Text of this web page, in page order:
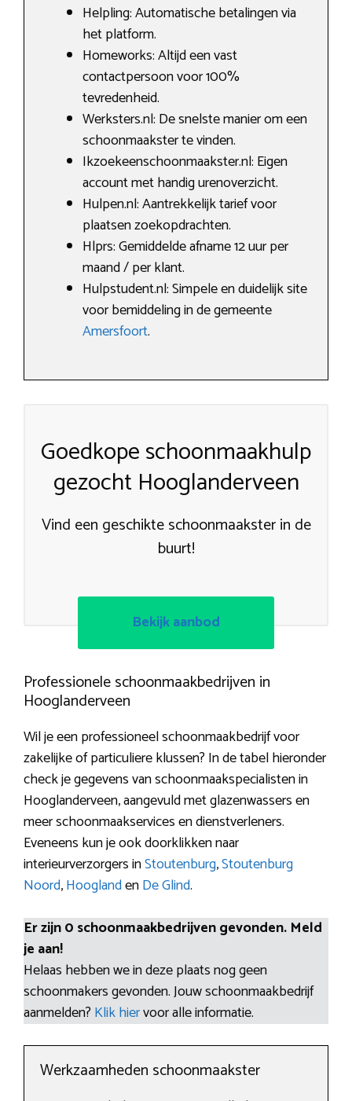
Helpling: Automatische betalingen via
het platform.
Homeworks: Altijd een vast
contactpersoon voor 100%
tevredenheid.
Werksters.nl: De snelste manier om een
schoonmaakster te vinden.
Ikzoekeenschoonmaakster.nl: Eigen
account met handig urenoverzicht.
Hulpen.nl: Aantrekkelijk tarief voor
plaatsen zoekopdrachten.
Hlprs: Gemiddelde afname 12 uur per
maand / per klant.
Hulpstudent.nl: Simpele en duidelijk site
voor bemiddeling in de gemeente
Amersfoort.
Goedkope schoonmaakhulp
gezocht Hooglanderveen
Vind een geschikte schoonmaakster in de
buurt!
Bekijk aanbod
Professionele schoonmaakbedrijven in
Hooglanderveen
Wil je een professioneel schoonmaakbedrijf voor
zakelijke of particuliere klussen? In de tabel hieronder
check je gegevens van schoonmaakspecialisten in
Hooglanderveen, aangevuld met glazenwassers en
meer schoonmaakservices en dienstverleners.
Eveneens kun je ook doorklikken naar
interieurverzorgers inStoutenburg,Stoutenburg
Noord,HooglandenDe Glind.
Er zijn 0 schoonmaakbedrijven gevonden. Meld
je aan!
Helaas hebben we in deze plaats nog geen
schoonmakers gevonden. Jouw schoonmaakbedrijf
aanmelden? Klik hiervoor alle informatie.
Werkzaamheden schoonmaakster